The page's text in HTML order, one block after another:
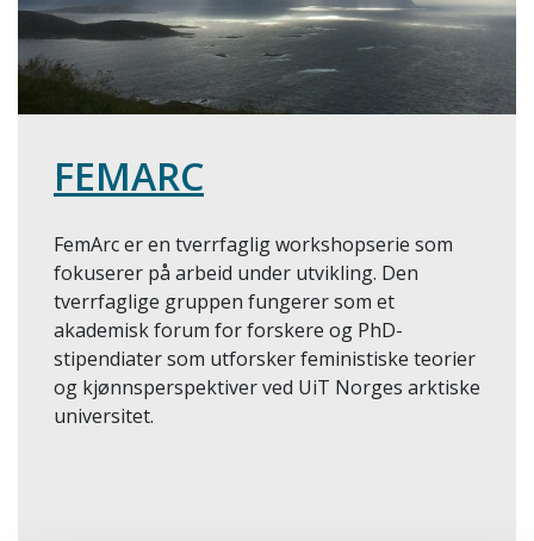
FEMARC
FemArc er en tverrfaglig workshopserie som
fokuserer på arbeid under utvikling. Den
tverrfaglige gruppen fungerer som et
akademisk forum for forskere og PhD-
stipendiater som utforsker feministiske teorier
og kjønnsperspektiver ved UiT Norges arktiske
universitet.